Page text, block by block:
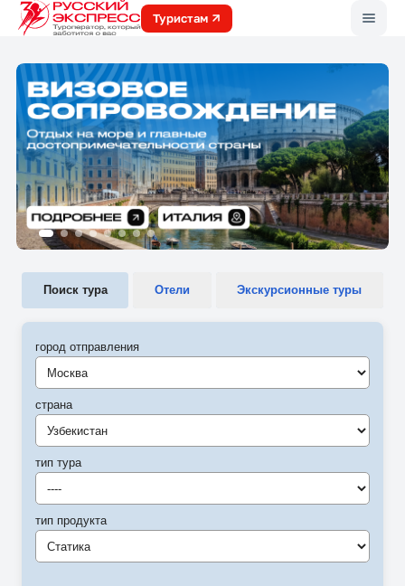
Туристам
Поиск тура Отели Экскурсионные туры
город отправления
Москва
страна
Узбекистан
тип тура
----
тип продукта
Статика